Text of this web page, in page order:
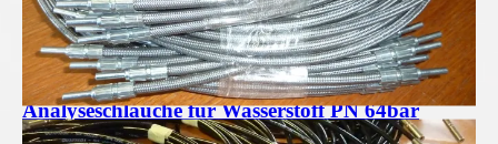
Analyseschläuche für Wasserstoff PN 64bar